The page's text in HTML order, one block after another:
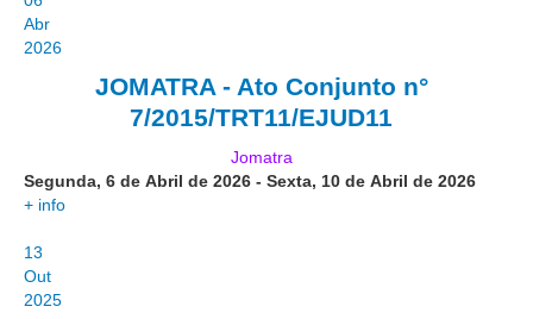
Juízes Manaus
Juízes Roraima
Juízes Substitutos
Abr
2026
JOMATRA - Ato Conjunto n°
7/2015/TRT11/EJUD11
Jomatra
Segunda, 6 de Abril de 2026 - Sexta, 10 de Abril de 2026
+ info
13
Out
2025